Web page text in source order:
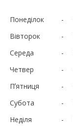
Понеділок
Вівторок
Середа
Четвер
Пʼятниця
Субота
Неділя